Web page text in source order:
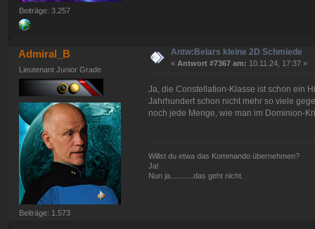
Beiträge: 3.257
Admiral_B
Lieutenant Junior Grade
Beiträge: 1.573
Antw:Belars kleine 2D Schmiede
« Antwort #7367 am: 10.11.24, 17:37 »
Ja, die Constellation-Klasse ist schon ein
Jahrhundert schon nicht mehr so viele
noch jede Menge, wie man im Dominion-
Willst du etwa das Kommando übernehmen?
Ja!
Nun ja...........das geht nicht.